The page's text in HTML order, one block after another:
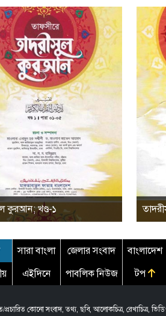
কুরআন; খণ্ড-১
সারা বাংলা জেলার সংবাদ বাংলাদেশ
এইদিনে পাবলিক নিউজ টপ
কোনো সংবাদ, তথ্য, ছবি, আলোকচিত্র, রেখাচিত্র,